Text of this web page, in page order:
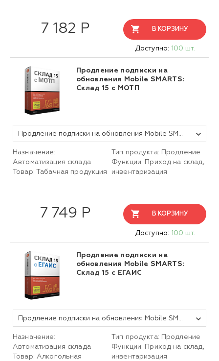
7 182 Р В КОРЗИНУ
Доступно: 100 шт.
Продление подписки на
обновления Mobile SMARTS:
Склад 15 с МОТП
Продление подписки на обновления Mobile SMARTS Склад 15, БАЗОВЫЙ с МОТП для любой поддерживаемой конфигурации 1С на 1 (один) год
Назначение:
Автоматизация склада
Товар: Табачная продукция
Тип продукта: Продление
Функции: Приход на склад,
инвентаризация
7 749 Р В КОРЗИНУ
Доступно: 100 шт.
Продление подписки на
обновления Mobile SMARTS:
Склад 15 c ЕГАИС
Продление подписки на обновления Mobile SMARTS Склад 15, БАЗОВЫЙ с ЕГАИС для любой поддерживаемой конфигурации 1С на 1 (один) год
Назначение:
Автоматизация склада
Товар: Алкогольная
Тип продукта: Продление
Функции: Приход на склад,
инвентаризация